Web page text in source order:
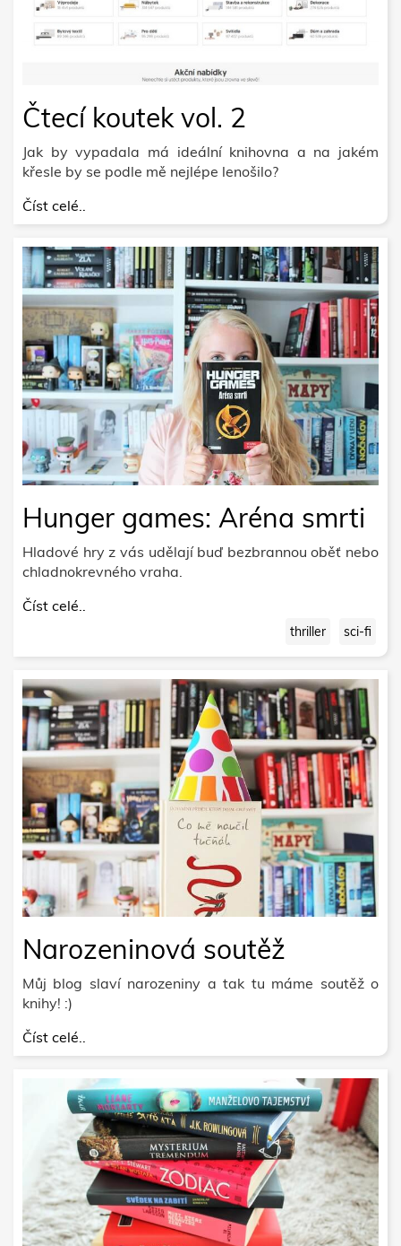
Čtecí koutek vol. 2
Jak by vypadala má ideální knihovna a na jakém
křesle by se podle mě nejlépe lenošilo?
Číst celé..
Hunger games: Aréna smrti
Hladové hry z vás udělají buď bezbrannou oběť nebo
chladnokrevného vraha.
Číst celé..
thriller sci-fi
Narozeninová soutěž
Můj blog slaví narozeniny a tak tu máme soutěž o
knihy! :)
Číst celé..